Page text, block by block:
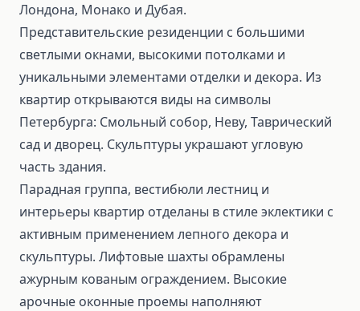
Лондона, Монако и Дубая.
Представительские резиденции с большими
светлыми окнами, высокими потолками и
уникальными элементами отделки и декора. Из
квартир открываются виды на символы
Петербурга: Смольный собор, Неву, Таврический
сад и дворец. Скульптуры украшают угловую
часть здания.
Парадная группа, вестибюли лестниц и
интерьеры квартир отделаны в стиле эклектики с
активным применением лепного декора и
скульптуры. Лифтовые шахты обрамлены
ажурным кованым ограждением. Высокие
арочные оконные проемы наполняют